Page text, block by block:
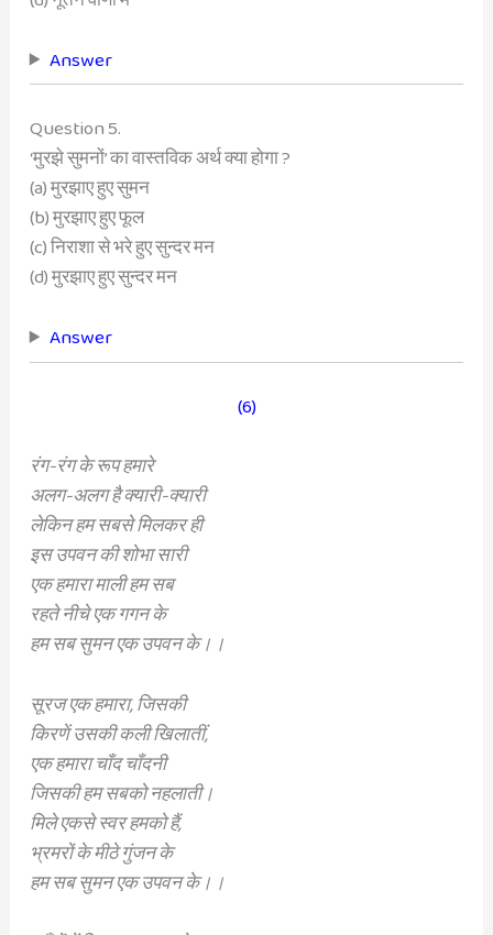
Answer
Question 5.
‘मुरझे सुमनों’ का वास्तविक अर्थ क्या होगा ?
(a) मुरझाए हुए सुमन
(b) मुरझाए हुए फूल
(c) निराशा से भरे हुए सुन्दर मन
(d) मुरझाए हुए सुन्दर मन
Answer
(6)
रंग-रंग के रूप हमारे
अलग-अलग है क्यारी-क्यारी
लेकिन हम सबसे मिलकर ही
इस उपवन की शोभा सारी
एक हमारा माली हम सब
रहते नीचे एक गगन के
हम सब सुमन एक उपवन के।।
सूरज एक हमारा, जिसकी
किरणें उसकी कली खिलातीं,
एक हमारा चाँद चाँदनी
जिसकी हम सबको नहलाती।
मिले एकसे स्वर हमको हैं,
भ्रमरों के मीठे गुंजन के
हम सब सुमन एक उपवन के।।